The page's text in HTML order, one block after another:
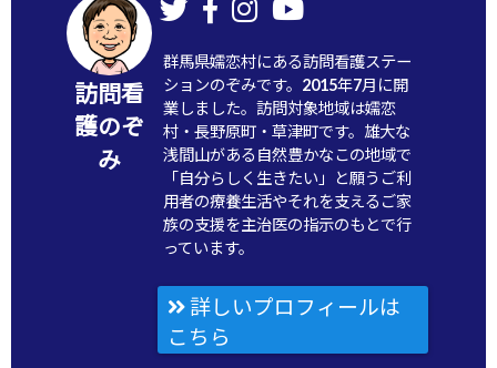
訪問看
護のぞ
み
群馬県嬬恋村にある訪問看護ステー
ションのぞみです。2015年7月に開
業しました。訪問対象地域は嬬恋
村・長野原町・草津町です。雄大な
浅間山がある自然豊かなこの地域で
「自分らしく生きたい」と願うご利
用者の療養生活やそれを支えるご家
族の支援を主治医の指示のもとで行
っています。
詳しいプロフィールは
こちら